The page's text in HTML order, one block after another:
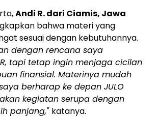
Andi R. dari Ciamis, Jawa
bahwa materi yang
sesuai dengan kebutuhannya.
dengan rencana saya
tapi tetap ingin menjaga cicilan
finansial. Materinya mudah
berharap ke depan JULO
kegiatan serupa dengan
panjang," katanya.